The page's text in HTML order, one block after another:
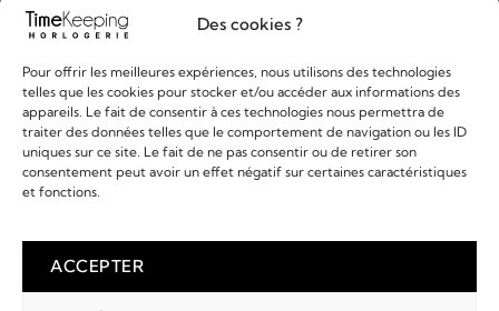
Des cookies ?
Pour offrir les meilleures expériences, nous utilisons des technologies
telles que les cookies pour stocker et/ou accéder aux informations des
appareils. Le fait de consentir à ces technologies nous permettra de
traiter des données telles que le comportement de navigation ou les ID
uniques sur ce site. Le fait de ne pas consentir ou de retirer son
consentement peut avoir un effet négatif sur certaines caractéristiques
et fonctions.
ACCEPTER
02 31 47 49 97
Liens utiles